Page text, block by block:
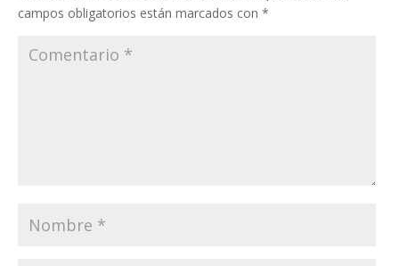
campos obligatorios están marcados con *